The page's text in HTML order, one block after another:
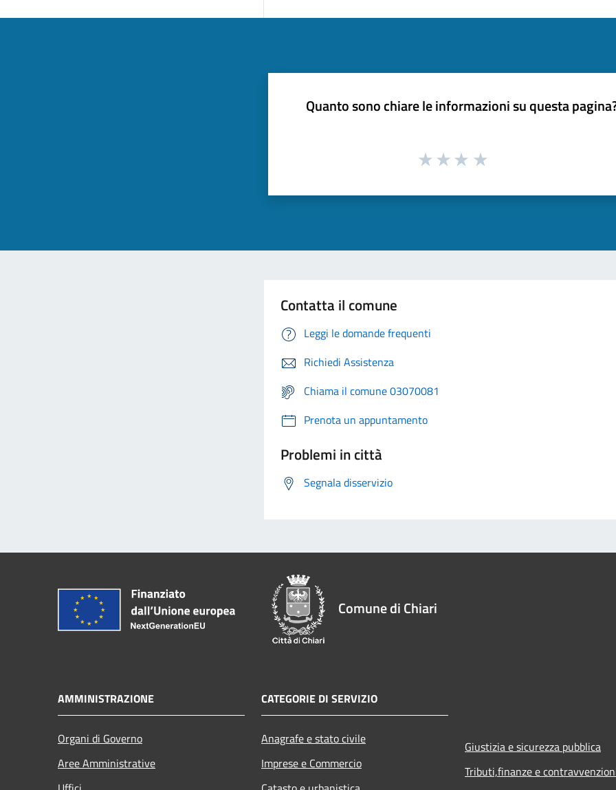
Quanto sono chiare le informazioni su questa
Contatta il comune
Leggi le domande frequenti
Richiedi Assistenza
Chiama il comune 03070081
Prenota un appuntamento
Problemi in città
Segnala disservizio
Comune di Chiari
AMMINISTRAZIONE
Organi di Governo
Aree Amministrative
CATEGORIE DI SERVIZIO
Anagrafe e stato civile
Imprese e Commercio
Giustizia e sicurezza pubblica
Tributi,finanze e